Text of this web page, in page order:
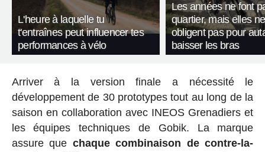
L'heure à laquelle tu
t'entraînes peut influencer tes
performances à vélo
Les années ne font
quartier, mais elles
obligent pas pour
baisser les bras
Arriver à la version finale a nécessité le
développement de 30 prototypes tout au long de la
saison en collaboration avec INEOS Grenadiers et
les équipes techniques de Gobik. La marque
assure que chaque combinaison de contre-la-